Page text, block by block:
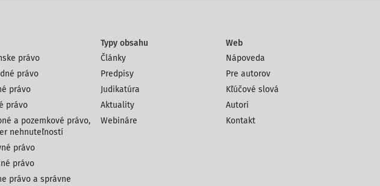
právo
právo
právo
právo
a pozemkové právo,
nehnuteľností
právo
právo
právo a správne
Typy obsahu
Články
Predpisy
Judikatúra
Aktuality
Webináre
Web
Nápoveda
Pre autorov
Kľúčové slová
Autori
Kontakt